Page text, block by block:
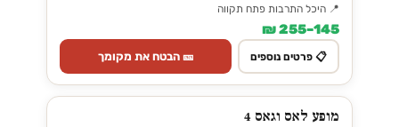
📍 היכל התרבות פתח תקווה
145–255 ₪
📋 פרטים נוספים 🎫 הבטח את מקומך
מופע לאס וגאס 4